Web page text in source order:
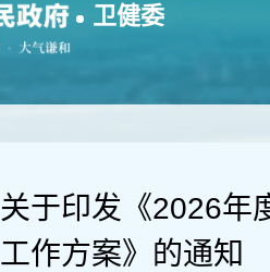
卫健委
关于印发《2026年
工作方案》的通知